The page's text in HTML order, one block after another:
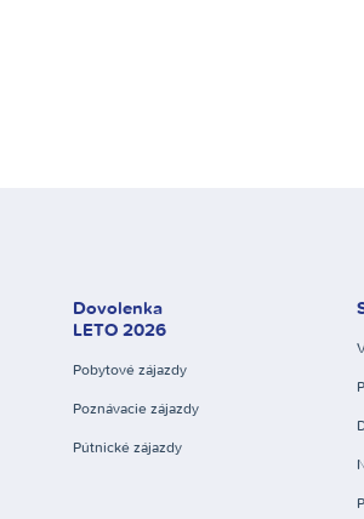
Dovolenka
LETO 2026
Pobytové zájazdy
Poznávacie zájazdy
Pútnické zájazdy